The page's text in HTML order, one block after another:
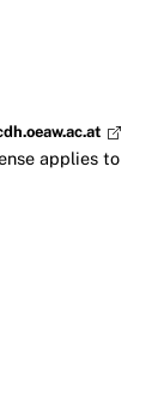
applies to